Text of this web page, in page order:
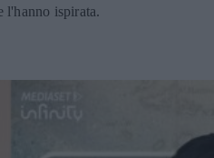
l'hanno ispirata.